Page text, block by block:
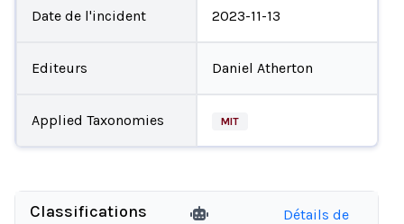
Date de l'incident 2023-11-13
Editeurs Daniel Atherton
Applied Taxonomies MIT
Classifications
Détails de